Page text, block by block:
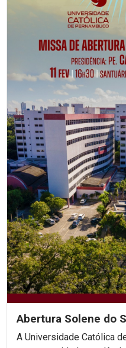
Abertura Solene do
A Universidade Católica